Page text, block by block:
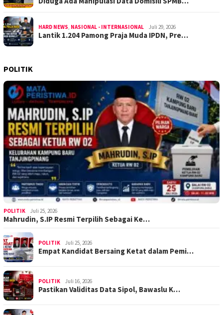
HARD NEWS NASIONAL - INTERNASIONAL Juli 29, 2026
Lantik 1.204 Pamong Praja Muda IPDN, Pre…
POLITIK
POLITIK Juli 25, 2026
Mahrudin, S.IP Resmi Terpilih Sebagai Ke…
POLITIK Juli 25, 2026
Empat Kandidat Bersaing Ketat dalam Pemi…
POLITIK Juli 16, 2026
Pastikan Validitas Data Sipol, Bawaslu K…